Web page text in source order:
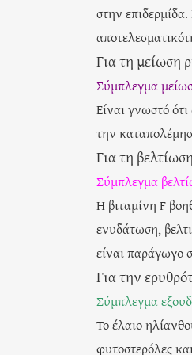
στην
Για τη μείωση
Σύμπλεγμα
Είναι γνωστό
την
Για τη
Σύμπλεγμα
Η βιταμίνη F
ενυδάτωση,
είναι παράγωγο
Για την
Σύμπλεγμα
Το έλαιο
φυτοστερόλες